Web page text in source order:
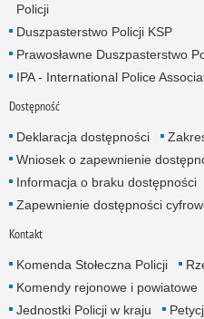
Policji
Duszpasterstwo Policji KSP
Prawosławne Duszpasterstwo
IPA - International Police
Dostępność
Deklaracja dostępności
Wniosek o zapewnienie
Informacja o braku dostępności
Zapewnienie dostępności
Kontakt
Komenda Stołeczna Policji
Komendy rejonowe i powiatowe
Jednostki Policji w kraju